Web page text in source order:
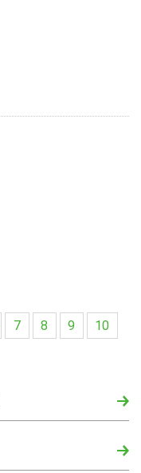
7 8 9
10